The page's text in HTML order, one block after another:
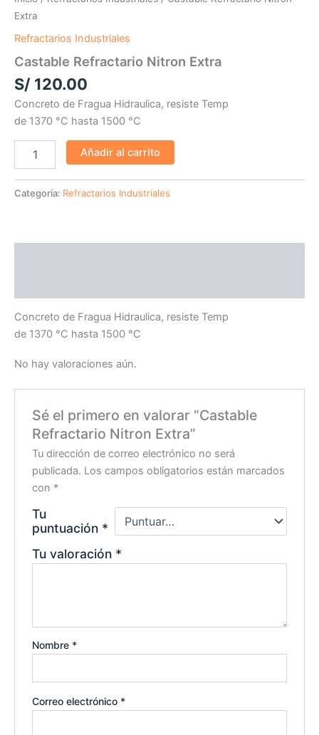
Extra
Refractarios Industriales
Castable Refractario Nitron Extra
S/ 120.00
Concreto de Fragua Hidraulica, resiste Temp
de 1370 °C hasta 1500 °C
cantidad
Añadir al carrito
Categoría: Refractarios Industriales
Concreto de Fragua Hidraulica, resiste Temp
de 1370 °C hasta 1500 °C
No hay valoraciones aún.
Sé el primero en valorar “Castable
Refractario Nitron Extra”
Tu dirección de correo electrónico no será
publicada. Los campos obligatorios están marcados
con *
Tu
puntuación *
Tu valoración *
Nombre *
Correo electrónico *